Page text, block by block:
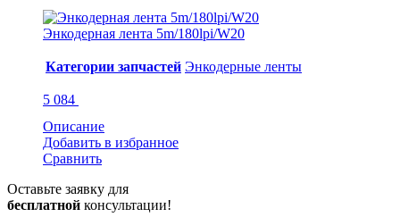
Энкодерная лента 5m/180lpi/W20
Категории запчастей Энкодерные ленты
5 084
Описание
Добавить в избранное
Сравнить
Оставьте заявку для
бесплатной консультации!